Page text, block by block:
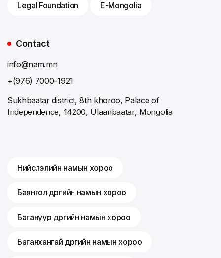
Legal Foundation E-Mongolia
Contact
info@nam.mn
+(976) 7000-1921
Sukhbaatar district, 8th khoroo, Palace of
Independence, 14200, Ulaanbaatar, Mongolia
Нийслэлийн намын хороо
Баянгол дүүргийн намын хороо
Багануур дүүргийн намын хороо
Баганхангай дүүргийн намын хороо